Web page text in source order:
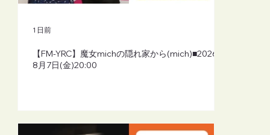
【FM-YRC】魔女michの隠れ家から(mich)■2026年
8月7日(金)20:00
1 日前